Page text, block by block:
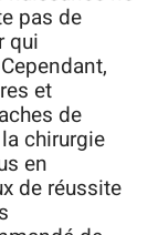
pas de
qui
et
de
chirurgie
en
de réussite